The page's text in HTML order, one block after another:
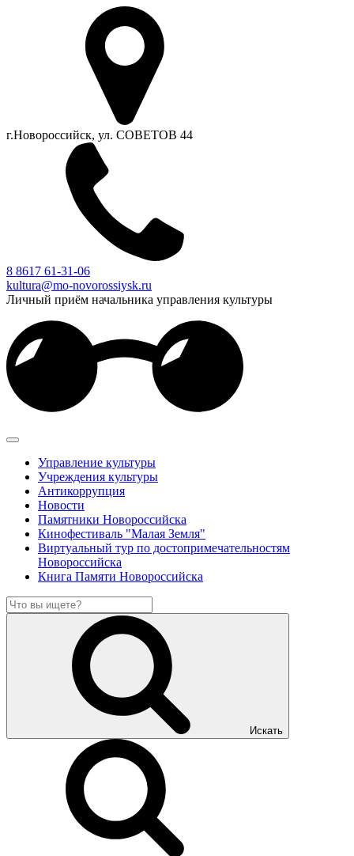
г.Новороссийск, ул. СОВЕТОВ 44
8 8617 61-31-06
kultura@mo-novorossiysk.ru
Личный приём начальника управления культуры
Управление культуры
Учреждения культуры
Антикоррупция
Новости
Памятники Новороссийска
Кинофестиваль "Малая Земля"
Виртуальный тур по достопримечательностям
Новороссийска
Книга Памяти Новороссийска
Искать